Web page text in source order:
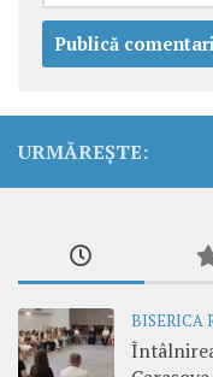
URMĂREȘTE:
BISERICA